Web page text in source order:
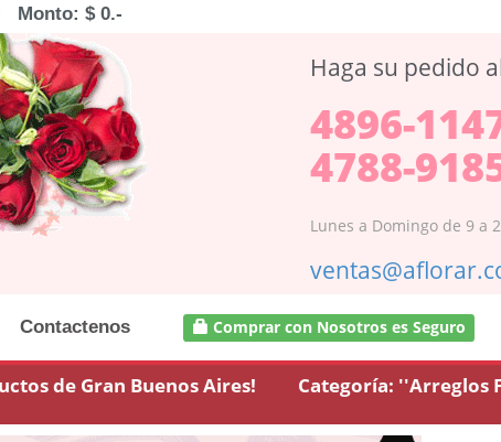
Monto: $ 0.-
Haga su pedido
4896-
4788-
Lunes a Domingo de 9 a
Contactenos Comprar con Nosotros es Seguro
de Gran Buenos Aires! Categoría: ''Arreglos